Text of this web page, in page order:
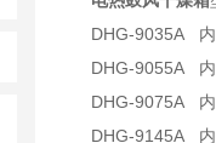
DHG-9035A
DHG-9055A
DHG-9075A
DHG-9145A